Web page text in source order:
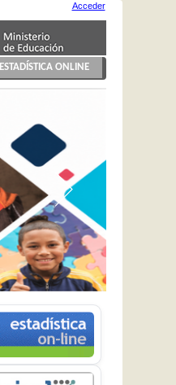
Acceder
ESTADÍSTICA ONLINE